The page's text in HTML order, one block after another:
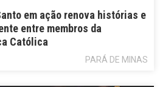
em ação renova histórias e
entre membros da
Católica
PARÁ DE MINAS